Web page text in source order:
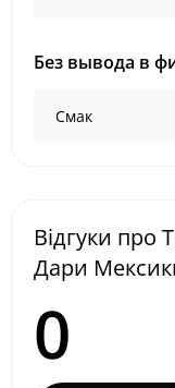
Без вывода в
Смак
Відгуки про
Дари
0